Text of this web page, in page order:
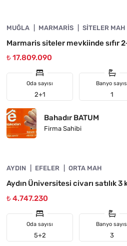
YATIRIMA UYGUN
MUĞLA MARMARIS SITELER MAH
Marmaris siteler mevkiinde sıfır
₺ 17.809.090
Oda sayısı
2+1
Banyo
1
Bahadır BATUM
Firma Sahibi
FIYATI DÜŞTÜ
AYDIN EFELER ORTA MAH
Aydın Üniversitesi civarı satılık 3
₺ 4.747.230
Oda sayısı
5+2
Banyo
3